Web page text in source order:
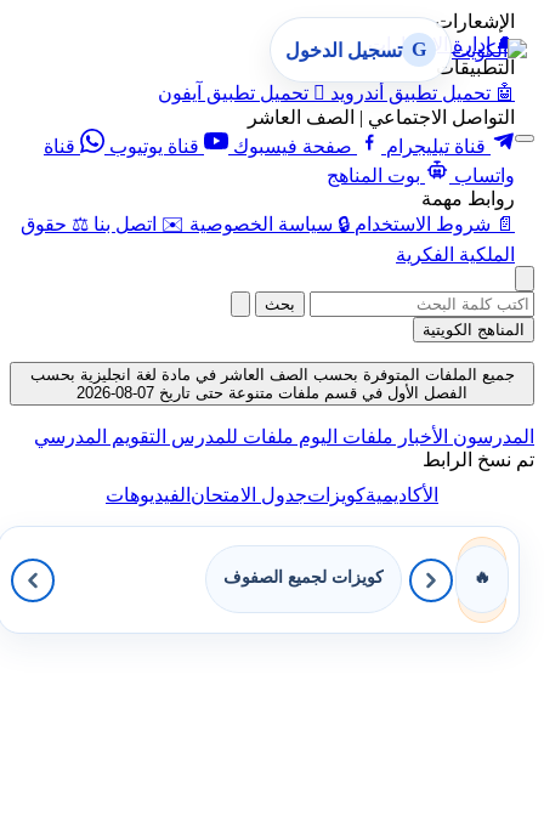
الإشعارات
🔔 إدارة الإشعارات
التطبيقات
🤖 تحميل تطبيق أندرويد  تحميل تطبيق آيفون
التواصل الاجتماعي | الصف العاشر
قناة تيليجرام
صفحة فيسبوك قناة يوتيوب
قناة
واتساب
بوت المناهج
روابط مهمة
📄 شروط الاستخدام 🔒 سياسة الخصوصية ✉️ اتصل بنا ⚖️ حقوق
الملكية الفكرية
G تسجيل الدخول
بحث
المناهج الكويتية
جميع الملفات المتوفرة بحسب الصف العاشر في مادة لغة انجليزية بحسب
الفصل الأول في قسم ملفات متنوعة حتى تاريخ 07-08-2026
المدرسون الأخبار ملفات اليوم ملفات للمدرس التقويم المدرسي
تم نسخ الرابط
الأكاديميةكويزاتجدول الامتحانالفيديوهات
🔥 كويزات لجميع الصفوف